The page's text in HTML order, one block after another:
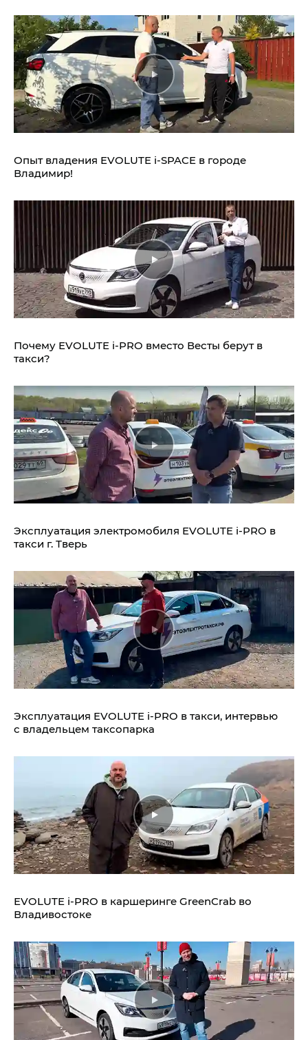
Опыт владения EVOLUTE i‑SPACE в городе
Владимир!
Почему EVOLUTE i‑PRO вместо Весты берут в
такси?
Эксплуатация электромобиля EVOLUTE i‑PRO в
такси г. Тверь
Эксплуатация EVOLUTE i‑PRO в такси, интервью
с владельцем таксопарка
EVOLUTE i‑PRO в каршеринге GreenCrab во
Владивостоке